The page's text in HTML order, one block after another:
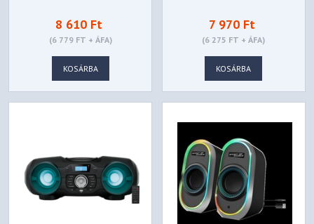
8 610 Ft
(6 779 FT + ÁFA)
KOSÁRBA
7 970 Ft
(6 275 FT + ÁFA)
KOSÁRBA